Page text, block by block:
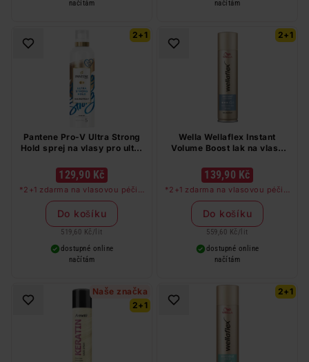
načítám načítám
2+1
Pantene Pro-V Ultra Strong
Hold sprej na vlasy pro ultra
129,90 Kč
*2+1 zdarma na vlasovou péči v
libovolné kombinaci, nejlevnější
produkt zdarma. Neplatí na
barvy na vlasy a cestovní balení.
Do košíku
519,60 Kč / lit
dostupné online
načítám
2+1
Wella Wellaflex Instant
Volume Boost lak na vlasy
139,90 Kč
*2+1 zdarma na vlasovou péči v
libovolné kombinaci, nejlevnější
produkt zdarma. Neplatí na
barvy na vlasy a cestovní balení.
Do košíku
559,60 Kč / lit
dostupné online
načítám
Naše značka
2+1
2+1